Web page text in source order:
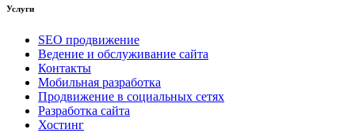
Услуги
SEO продвижение
Ведение и обслуживание сайта
Контакты
Мобильная разработка
Продвижение в социальных сетях
Разработка сайта
Хостинг